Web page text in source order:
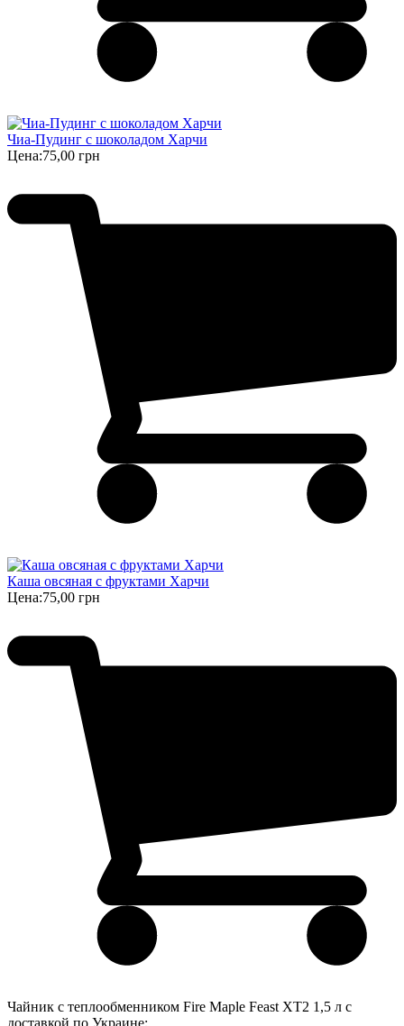
Чиа-Пудинг с шоколадом Харчи
Цена:75,00 грн
Каша овсяная с фруктами Харчи
Цена:75,00 грн
Чайник с теплообменником Fire Maple Feast XT2 1,5 л с
доставкой по Украине: